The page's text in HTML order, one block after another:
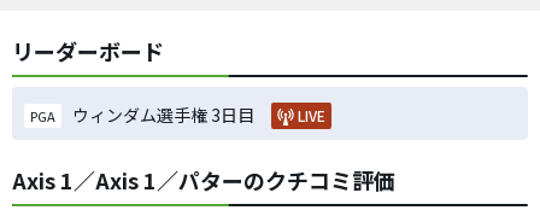
リーダーボード
PGA ウィンダム選手権 3日目 LIVE
Axis 1／Axis 1／パターのクチコミ評価